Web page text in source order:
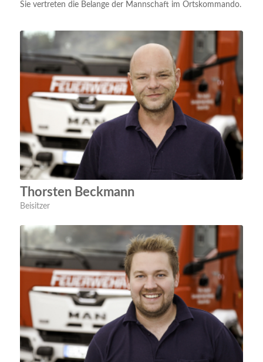
Sie vertreten die Belange der Mannschaft im Ortskommando.
Thorsten Beckmann
Beisitzer